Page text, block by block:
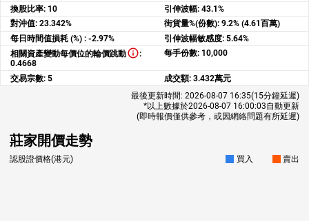
換股比率: 10 引伸波幅: 43.1%
對沖值: 23.342% 街貨量%(份數): 9.2% (4.61百萬)
每日時間值損耗 (%) : -2.97% 引伸波幅敏感度: 5.64%
相關資產變動每價位的輪價跳動
:
0.4668
每手份數: 10,000
交易宗數: 5 成交額: 3.432萬元
最後更新時間: 2026-08-07 16:35(15分鐘延遲)
*以上數據於2026-08-07 16:00:03自動更新
(即時報價僅供參考，或因網絡問題有所延遲)
莊家開價走勢
認股證價格(港元) 買入 賣出